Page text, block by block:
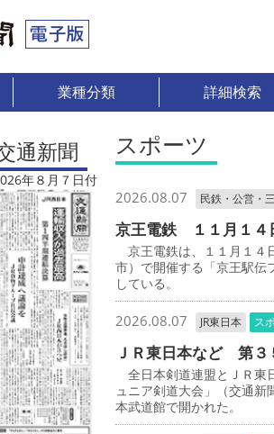
業種分類 詳細検索
通新聞
年８月７日付
スポーツ
2026.08.07 民鉄・公営・
京王電鉄 １１月１４
京王電鉄は、１１月１４
市）で開催する「京王駅伝
している。
2026.08.07 JR東日本 ス
ＪＲ東日本など 第３
全日本剣道連盟とＪＲ東
ュニア剣道大会」（交通新
本武道館で開かれた。